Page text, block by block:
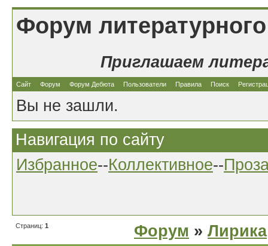
Форум
Приглашаем
Сайт Форум Форум Дебюта Пользователи Правила Поиск
Вы не зашли.
Навигация по сайту
Избранное--Коллективное--
Страниц: 1 Форум » Лирика